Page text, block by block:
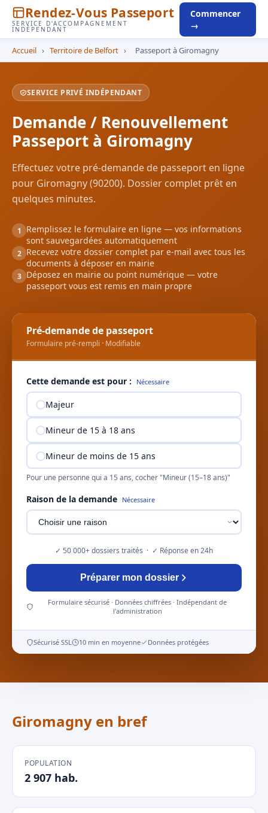
Rendez-Vous Passeport
SERVICE D'ACCOMPAGNEMENT
INDÉPENDANT
Commencer
→
Accueil › Territoire de Belfort › Passeport à Giromagny
SERVICE PRIVÉ INDÉPENDANT
Demande / Renouvellement
Passeport à Giromagny
Effectuez votre pré-demande de passeport en ligne
pour Giromagny (90200). Dossier complet prêt en
quelques minutes.
1
Remplissez le formulaire en ligne — vos informations
sont sauvegardées automatiquement
2 Recevez votre dossier complet par e-mail avec tous les
documents à déposer en mairie
3 Déposez en mairie ou point numérique — votre
passeport vous est remis en main propre
Pré-demande de passeport
Formulaire pré-rempli · Modifiable
Cette demande est pour : Nécessaire
Majeur
Mineur de 15 à 18 ans
Mineur de moins de 15 ans
Pour une personne qui a 15 ans, cocher "Mineur (15–18 ans)"
Raison de la demande Nécessaire
✓ 50 000+ dossiers traités · ✓ Réponse en 24h
Préparer mon dossier
Formulaire sécurisé · Données chiffrées · Indépendant de
l'administration
Sécurisé SSL 10 min en moyenne Données protégées
Giromagny en bref
POPULATION
2 907 hab.